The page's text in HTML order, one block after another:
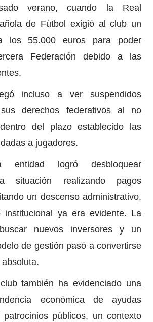
verano, cuando la Real
de Fútbol exigió al club un
los 55.000 euros para poder
Federación debido a las
incluso a ver suspendidos
sus derechos federativos al no
del plazo establecido las
a jugadores.
entidad logró desbloquear
situación realizando pagos
un descenso administrativo,
institucional ya era evidente. La
nuevos inversores y un
de gestión pasó a convertirse
también ha evidenciado una
económica de ayudas
patrocinios públicos, un contexto